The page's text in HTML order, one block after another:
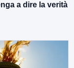
a dire la verità